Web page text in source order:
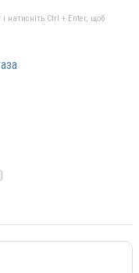
натисніть Ctrl + Enter, щоб